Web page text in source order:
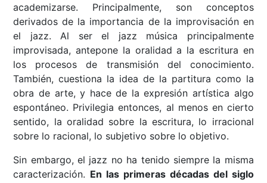
academizarse. Principalmente, son conceptos
derivados de la importancia de la improvisación en
el jazz. Al ser el jazz música principalmente
improvisada, antepone la oralidad a la escritura en
los procesos de transmisión del conocimiento.
También, cuestiona la idea de la partitura como la
obra de arte, y hace de la expresión artística algo
espontáneo. Privilegia entonces, al menos en cierto
sentido, la oralidad sobre la escritura, lo irracional
sobre lo racional, lo subjetivo sobre lo objetivo.
Sin embargo, el jazz no ha tenido siempre la misma
caracterización. En las primeras décadas del siglo